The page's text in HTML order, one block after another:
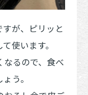
が、ピリッと
使います。
なるので、食べ
う。